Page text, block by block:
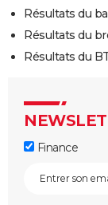
Résultats du
Résultats du
Résultats du
Finance